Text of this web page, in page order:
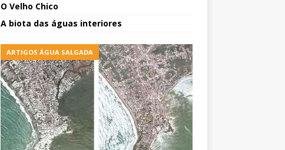
O Velho Chico
A biota das águas interiores
ARTIGOS ÁGUA SALGADA